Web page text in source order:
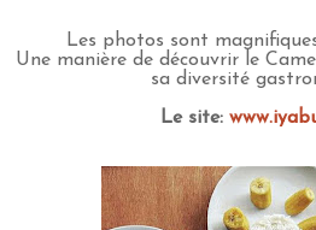
Les photos sont
Une manière de découvrir le
sa diversité
Le site: